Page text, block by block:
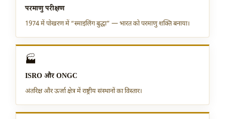
परमाणु परीक्षण
1974 में पोखरण में “स्माइलिंग बुद्धा” — भारत को परमाणु शक्ति बनाया।
🏭
ISRO और ONGC
अंतरिक्ष और ऊर्जा क्षेत्र में राष्ट्रीय संस्थानों का विस्तार।